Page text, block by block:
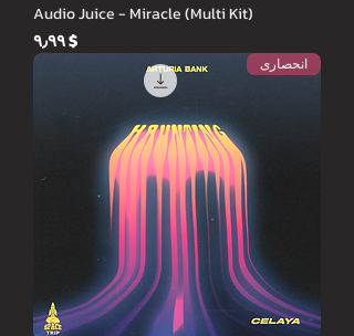
Audio Juice - Miracle (Multi Kit)
Price
$ ۹٫۹۹
انحصاری